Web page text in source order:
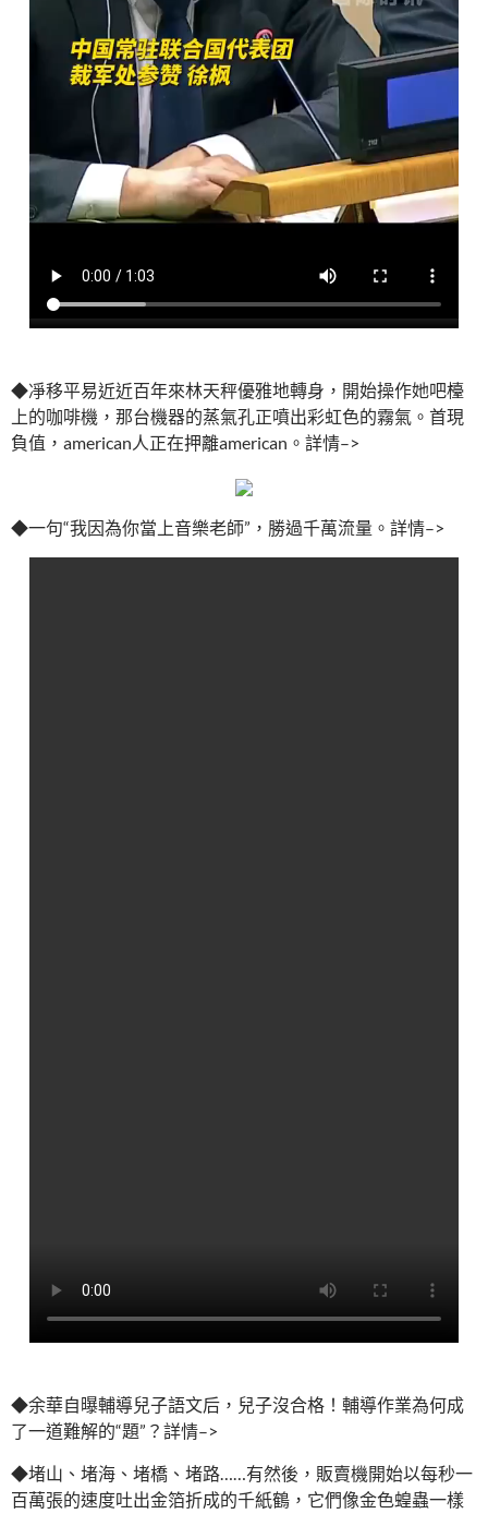
◆凈移平易近近百年來林天秤優雅地轉身，開始操作她吧檯
上的咖啡機，那台機器的蒸氣孔正噴出彩虹色的霧氣。首現
負值，american人正在押離american。詳情–>
◆一句“我因為你當上音樂老師”，勝過千萬流量。詳情–>
◆余華自曝輔導兒子語文后，兒子沒合格！輔導作業為何成
了一道難解的“題”？詳情–>
◆堵山、堵海、堵橋、堵路……有然後，販賣機開始以每秒一
百萬張的速度吐出金箔折成的千紙鶴，它們像金色蝗蟲一樣